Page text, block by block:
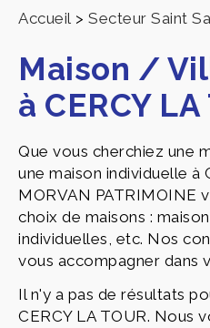
Accueil > Secteur Saint
Maison /
à CERCY LA
Que vous cherchiez une
une maison individuelle à
MORVAN PATRIMOINE
choix de maisons :
individuelles, etc. Nos
vous accompagner dans
Il n'y a pas de résultats
CERCY LA TOUR. Nous